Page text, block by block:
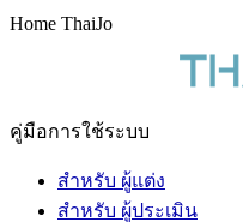
Home ThaiJo
คู่มือการใช้ระบบ
สำหรับ ผู้แต่ง
สำหรับ ผู้ประเมิน